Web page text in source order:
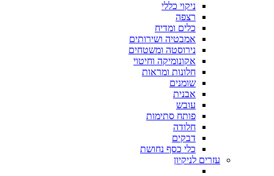
ניקוי כללי
רצפה
כלים ומדיח
אמבטיה ושירותים
נירוסטה ומשטחים
אקונומיקה וחיטוי
חלונות ומראות
שומנים
אבנית
עובש
פותח סתימות
חלודה
דבקים
כלי כסף נחושת
עזרים לניקיון